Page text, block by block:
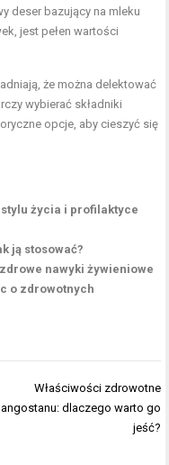
deser bazujący na mleku
jest pełen wartości
że można delektować
wybierać składniki
opcje, aby cieszyć się
życia i profilaktyce
ją stosować?
nawyki żywieniowe
o zdrowotnych
Właściwości zdrowotne
dlaczego warto go
jeść?